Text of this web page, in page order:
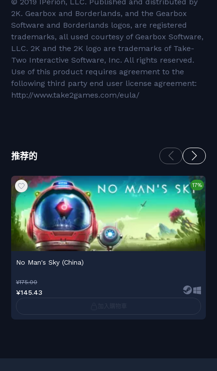
2K. Gearbox and Borderlands, and the Gearbox
Software and Borderlands logos, are registered
trademarks, all used courtesy of Gearbox Software,
LLC. 2K and the 2K logo are trademarks of Take-
Two Interactive Software, Inc. All rights reserved.
Use of this product requires agreement to the
following third party end user license agreement:
http://www.take2games.com/eula/
推荐的
17%
No Man's Sky (China)
¥175.00
¥145.43